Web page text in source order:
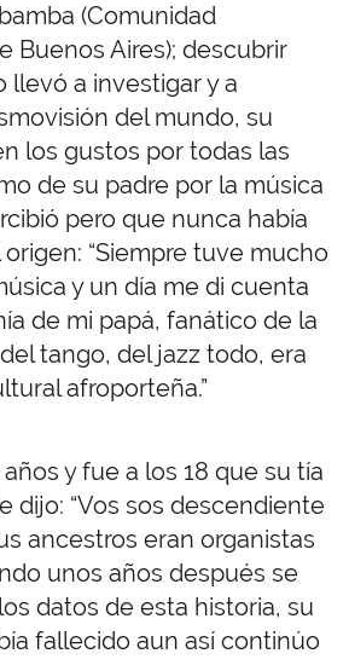
(Comunidad
Buenos Aires); descubrir
llevó a investigar y a
del mundo, su
los gustos por todas las
de su padre por la música
pero que nunca había
“Siempre tuve mucho
y un día me di cuenta
de mi papá, fanático de la
tango, del jazz todo, era
afroporteña.”
y fue a los 18 que su tía
dijo: “Vos sos descendiente
ancestros eran organistas
unos años después se
datos de esta historia, su
fallecido aun así continúo